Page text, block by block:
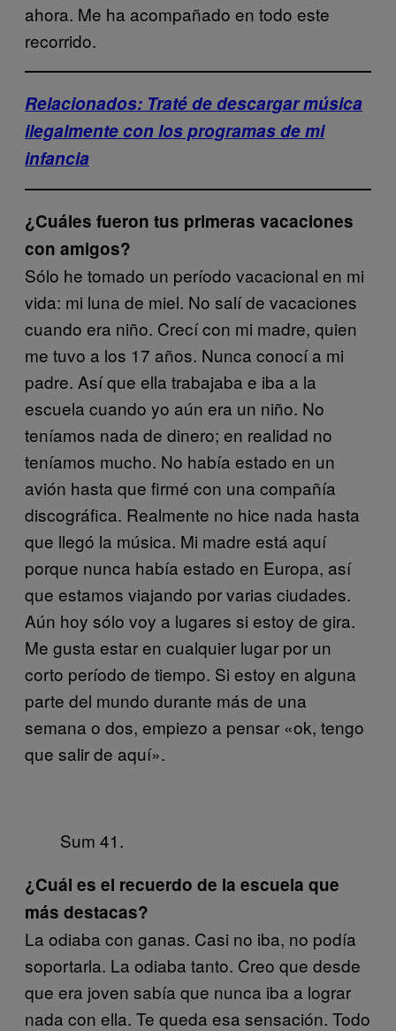
ahora. Me ha acompañado en todo este
recorrido.
Relacionados: Traté de descargar música
ilegalmente con los programas de mi
infancia
¿Cuáles fueron tus primeras vacaciones
con amigos?
Sólo he tomado un período vacacional en mi
vida: mi luna de miel. No salí de vacaciones
cuando era niño. Crecí con mi madre, quien
me tuvo a los 17 años. Nunca conocí a mi
padre. Así que ella trabajaba e iba a la
escuela cuando yo aún era un niño. No
teníamos nada de dinero; en realidad no
teníamos mucho. No había estado en un
avión hasta que firmé con una compañía
discográfica. Realmente no hice nada hasta
que llegó la música. Mi madre está aquí
porque nunca había estado en Europa, así
que estamos viajando por varias ciudades.
Aún hoy sólo voy a lugares si estoy de gira.
Me gusta estar en cualquier lugar por un
corto período de tiempo. Si estoy en alguna
parte del mundo durante más de una
semana o dos, empiezo a pensar «ok, tengo
que salir de aquí».
Sum 41.
¿Cuál es el recuerdo de la escuela que
más destacas?
La odiaba con ganas. Casi no iba, no podía
soportarla. La odiaba tanto. Creo que desde
que era joven sabía que nunca iba a lograr
nada con ella. Te queda esa sensación. Todo